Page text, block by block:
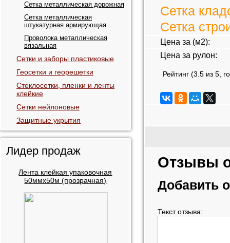
Сетка металлическая дорожная
Сетка металлическая
штукатурная армирующая
Проволока металлическая
вязальная
Сетки и заборы пластиковые
Геосетки и георешетки
Стеклосетки, пленки и ленты
клейкие
Сетки нейлоновые
Защитные укрытия
Лидер продаж
Лента клейкая упаковочная
50ммх50м (прозрачная)
Сетка
Сетка
Цена за (м2):
Цена за рулон:
Рейтинг (3.5 из 5,
Отзывы
Добавить
Текст отзыва: